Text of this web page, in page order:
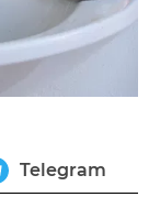
Telegram